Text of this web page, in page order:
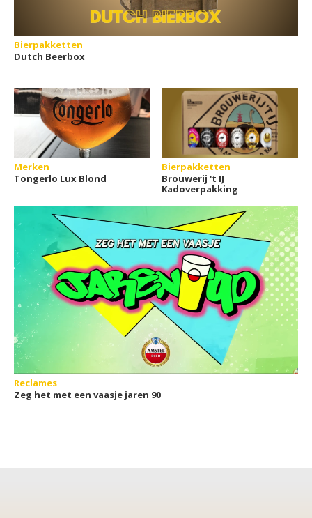
Bierpakketten
Dutch Beerbox
Merken
Tongerlo Lux Blond
Bierpakketten
Brouwerij 't IJ
Kadoverpakking
Reclames
Zeg het met een vaasje jaren 90